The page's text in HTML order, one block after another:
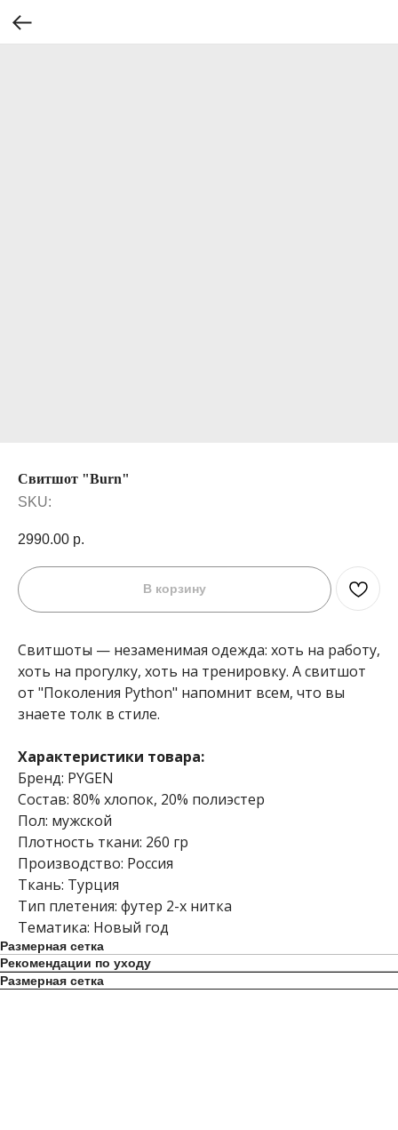
Свитшот "Burn"
SKU:
2990.00 р.
В корзину
Свитшоты — незаменимая одежда: хоть на работу,
хоть на прогулку, хоть на тренировку. А свитшот
от "Поколения Python" напомнит всем, что вы
знаете толк в стиле.
Характеристики товара:
Бренд: PYGEN
Состав: 80% хлопок, 20% полиэстер
Пол: мужской
Плотность ткани: 260 гр
Производство: Россия
Ткань: Турция
Тип плетения: футер 2-х нитка
Тематика: Новый год
Размерная сетка
Рекомендации по уходу
Размерная сетка